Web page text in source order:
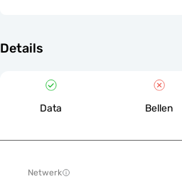
Details
Data Bellen
Netwerk